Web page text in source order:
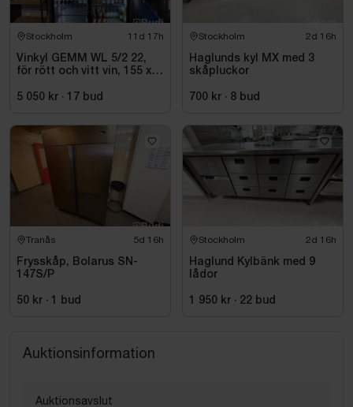
Stockholm 11d 17h
Vinkyl GEMM WL 5/2 22,
för rött och vitt vin, 155 x
5 050 kr · 17 bud
Stockholm 2d 16h
Haglunds kyl MX med 3
skåpluckor
700 kr · 8 bud
Tranås 5d 16h
Frysskåp, Bolarus SN-
147S/P
50 kr · 1 bud
Stockholm 2d 16h
Haglund Kylbänk med 9
lådor
1 950 kr · 22 bud
Auktionsinformation
Auktionsavslut